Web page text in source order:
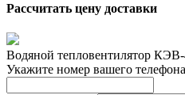
Рассчитать цену доставки
Водяной тепловентилятор
Укажите номер вашего